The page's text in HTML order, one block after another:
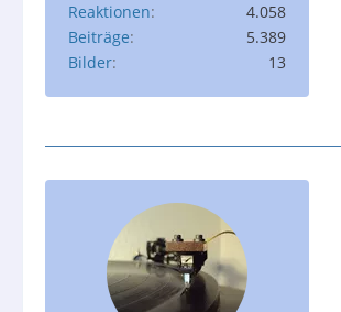
Reaktionen
4.058
Beiträge
5.389
Bilder
13